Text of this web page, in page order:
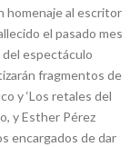
homenaje al escritor
el pasado mes
del espectáculo
fragmentos de
y ‘Los retales del
y Esther Pérez
encargados de dar